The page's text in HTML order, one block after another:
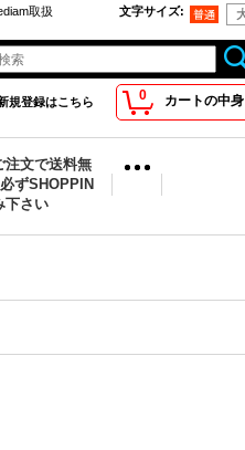
取扱 文字サイズ:
0 カートの中身
規登録はこちら
注文で送料無
ずSHOPPIN
下さい